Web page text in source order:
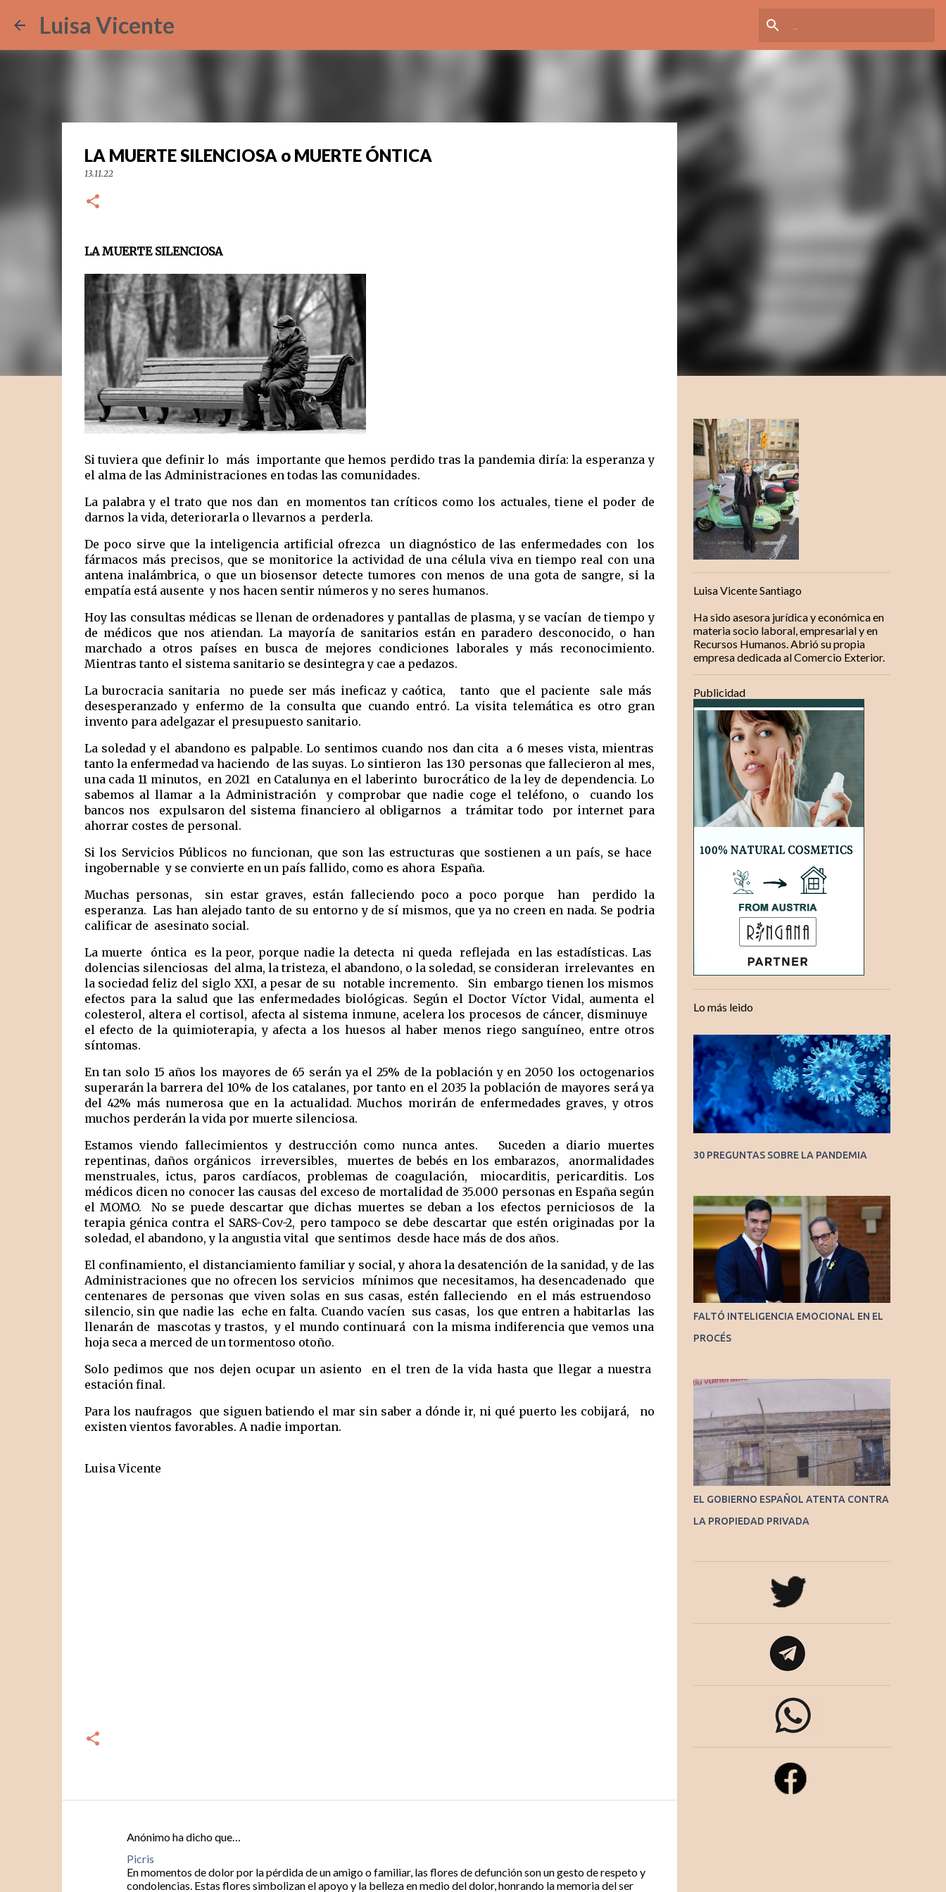
Luisa Vicente
LA MUERTE SILENCIOSA o MUERTE ÓNTICA
13.11.22
LA MUERTE SILENCIOSA
Si tuviera que definir lo  más  importante que hemos perdido tras la pandemia diría: la esperanza y
el alma de las Administraciones en todas las comunidades.
La palabra y el trato que nos dan  en momentos tan críticos como los actuales, tiene el poder de
darnos la vida, deteriorarla o llevarnos a  perderla.
De poco sirve que la inteligencia artificial ofrezca  un diagnóstico de las enfermedades con  los
fármacos más precisos, que se monitorice la actividad de una célula viva en tiempo real con una
antena inalámbrica, o que un biosensor detecte tumores con menos de una gota de sangre, si la
empatía está ausente  y nos hacen sentir números y no seres humanos.
Hoy las consultas médicas se llenan de ordenadores y pantallas de plasma, y se vacían  de tiempo y
de médicos que nos atiendan. La mayoría de sanitarios están en paradero desconocido, o han
marchado a otros países en busca de mejores condiciones laborales y más reconocimiento.
Mientras tanto el sistema sanitario se desintegra y cae a pedazos.
La burocracia sanitaria  no puede ser más ineficaz y caótica,   tanto  que el paciente  sale más
desesperanzado y enfermo de la consulta que cuando entró. La visita telemática es otro gran
invento para adelgazar el presupuesto sanitario.
La soledad y el abandono es palpable. Lo sentimos cuando nos dan cita  a 6 meses vista, mientras
tanto la enfermedad va haciendo  de las suyas. Lo sintieron  las 130 personas que fallecieron al mes,
una cada 11 minutos,  en 2021  en Catalunya en el laberinto  burocrático de la ley de dependencia. Lo
sabemos al llamar a la Administración  y comprobar que nadie coge el teléfono, o  cuando los
bancos nos  expulsaron del sistema financiero al obligarnos  a  trámitar todo  por internet para
ahorrar costes de personal.
Si los Servicios Públicos no funcionan, que son las estructuras que sostienen a un país, se hace
ingobernable  y se convierte en un país fallido, como es ahora  España.
Muchas personas,  sin estar graves, están falleciendo poco a poco porque  han  perdido la
esperanza.  Las han alejado tanto de su entorno y de sí mismos, que ya no creen en nada. Se podria
calificar de  asesinato social.
La muerte  óntica  es la peor, porque nadie la detecta  ni queda  reflejada  en las estadísticas. Las
dolencias silenciosas  del alma, la tristeza, el abandono, o la soledad, se consideran  irrelevantes  en
la sociedad feliz del siglo XXI, a pesar de su  notable incremento.   Sin  embargo tienen los mismos
efectos para la salud que las enfermedades biológicas. Según el Doctor Víctor Vidal, aumenta el
colesterol, altera el cortisol, afecta al sistema inmune, acelera los procesos de cáncer, disminuye
el efecto de la quimioterapia, y afecta a los huesos al haber menos riego sanguíneo, entre otros
síntomas.
En tan solo 15 años los mayores de 65 serán ya el 25% de la población y en 2050 los octogenarios
superarán la barrera del 10% de los catalanes, por tanto en el 2035 la población de mayores será ya
del 42% más numerosa que en la actualidad. Muchos morirán de enfermedades graves, y otros
muchos perderán la vida por muerte silenciosa.
Estamos viendo fallecimientos y destrucción como nunca antes.
Suceden a diario muertes
repentinas, daños orgánicos  irreversibles,  muertes de bebés en los embarazos,  anormalidades
menstruales, ictus, paros cardíacos, problemas de coagulación,  miocarditis, pericarditis. Los
médicos dicen no conocer las causas del exceso de mortalidad de 35.000 personas en España según
el MOMO. No se puede descartar que dichas muertes se deban a los efectos perniciosos de  la
terapia génica contra el SARS-Cov-2, pero tampoco se debe descartar que estén originadas por la
soledad, el abandono, y la angustia vital  que sentimos  desde hace más de dos años.
El confinamiento, el distanciamiento familiar y social, y ahora la desatención de la sanidad, y de las
Administraciones que no ofrecen los servicios  mínimos que necesitamos, ha desencadenado  que
centenares de personas que viven solas en sus casas, estén falleciendo  en el más estruendoso
silencio, sin que nadie las  eche en falta. Cuando vacíen  sus casas,  los que entren a habitarlas  las
llenarán de  mascotas y trastos,  y el mundo continuará  con la misma indiferencia que vemos una
hoja seca a merced de un tormentoso otoño.
Solo pedimos que nos dejen ocupar un asiento  en el tren de la vida hasta que llegar a nuestra
estación final.
Para los naufragos  que siguen batiendo el mar sin saber a dónde ir, ni qué puerto les cobijará,   no
existen vientos favorables. A nadie importan.
Luisa Vicente
Anónimo ha dicho que…
Picris
En momentos de dolor por la pérdida de un amigo o familiar, las flores de defunción son un gesto de respeto y
condolencias. Estas flores simbolizan el apoyo y la belleza en medio del dolor, honrando la memoria del ser
Luisa Vicente Santiago
Ha sido asesora jurídica y económica en
materia socio laboral, empresarial y en
Recursos Humanos. Abrió su propia
empresa dedicada al Comercio Exterior.
Publicidad
Lo más leido
30 PREGUNTAS SOBRE LA PANDEMIA
FALTÓ INTELIGENCIA EMOCIONAL EN EL
PROCÉS
EL GOBIERNO ESPAÑOL ATENTA CONTRA
LA PROPIEDAD PRIVADA